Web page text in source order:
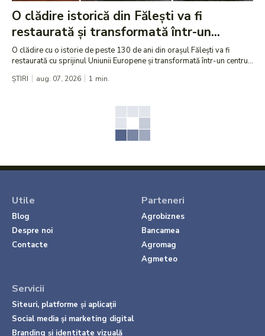
O clădire istorică din Fălești va fi
restaurată și transformată într-un...
O clădire cu o istorie de peste 130 de ani din orașul Fălești va fi
restaurată cu sprijinul Uniunii Europene și transformată într-un centru...
ȘTIRI aug. 07, 2026 1 min.
Utile
Blog
Despre noi
Contacte
Parteneri
Agrobiznes
Bancamea
Agromag
Agmeteo
Servicii
Siteuri, platforme și aplicații
Social media și marketing digital
Branding și identitate vizuală